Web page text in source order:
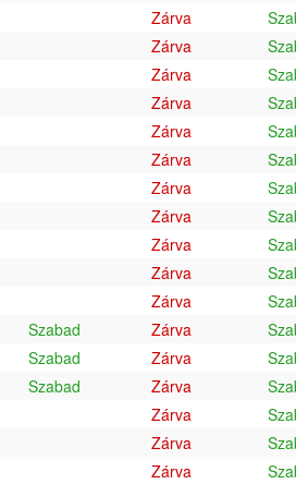
Zárva
Zárva
Zárva
Zárva
Zárva
Zárva
Zárva
Zárva
Zárva
Zárva
Zárva
Szabad Zárva
Szabad Zárva
Szabad Zárva
Zárva
Zárva
Zárva